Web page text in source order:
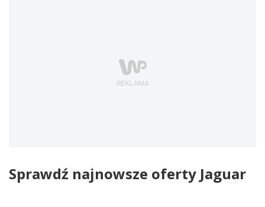
Sprawdź najnowsze oferty Jaguar